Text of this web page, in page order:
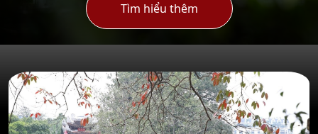
Tìm hiểu thêm